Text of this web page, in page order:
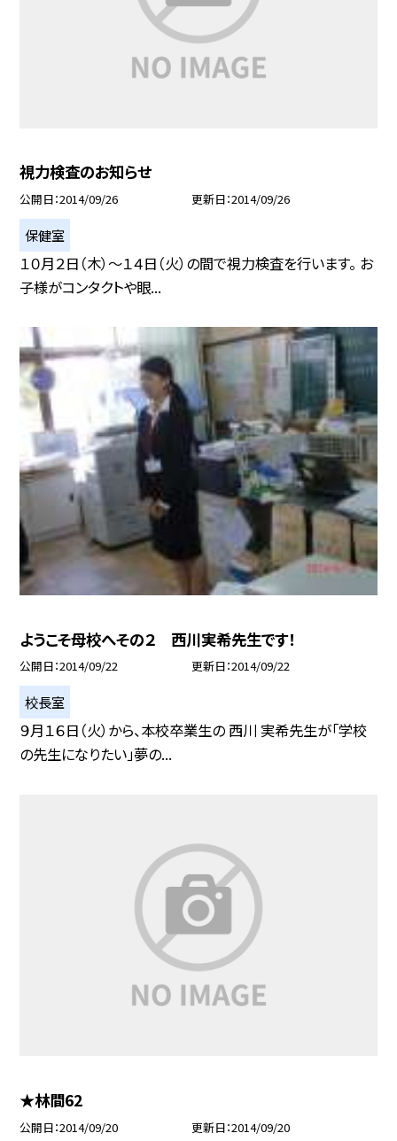
視力検査のお知らせ
公開日 2014/09/26 更新日 2014/09/26
保健室
１０月２日（木）〜１４日（火）の間で視力検査を行います。 お
子様がコンタクトや眼...
ようこそ母校へその２ 西川実希先生です！
公開日 2014/09/22 更新日 2014/09/22
校長室
９月１６日（火）から、本校卒業生の 西川 実希先生が「学校
の先生になりたい」夢の...
★林間62
公開日 2014/09/20 更新日 2014/09/20